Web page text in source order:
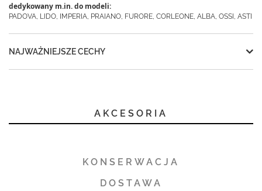
dedykowany m.in. do modeli:
PADOVA, LIDO, IMPERIA, PRAIANO, FURORE, CORLEONE, ALBA, OSSI, ASTI
NAJWAŻNIEJSZE CECHY
AKCESORIA
KONSERWACJA
DOSTAWA